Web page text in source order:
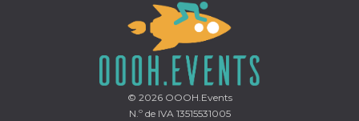
© 2026OOOH.Events
N.º de IVA 13515531005